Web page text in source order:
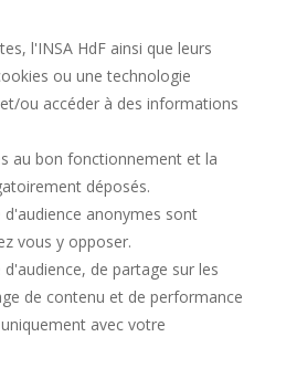
l'INSA HdF ainsi que leurs
ou une technologie
ou accéder à des informations
au bon fonctionnement et la
déposés.
anonymes sont
vous y opposer.
de partage sur les
de contenu et de performance
avec votre